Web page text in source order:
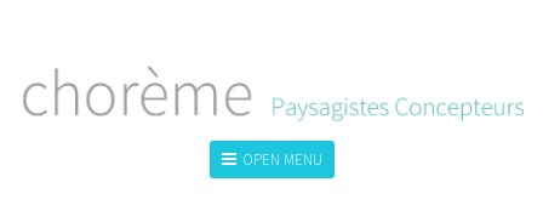
OPEN MENU